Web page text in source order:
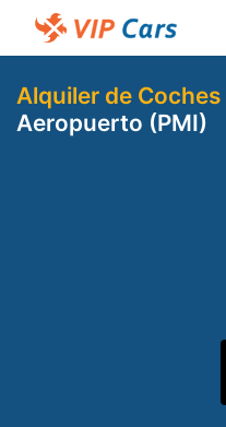
Alquiler de Coches
Aeropuerto (PMI)